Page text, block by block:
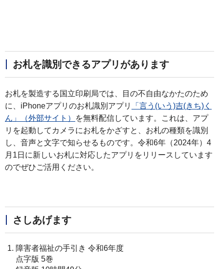
お札を識別できるアプリがあります
お札を製造する国立印刷局では、目の不自由なかたのため
に、iPhoneアプリのお札識別アプリ
「言う(いう)吉(きち)く
ん」（外部サイト）
を無料配信しています。これは、アプ
リを起動してカメラにお札をかざすと、お札の種類を識別
し、音声と文字で知らせるものです。令和6年（2024年）4
月1日に新しいお札に対応したアプリをリリースしています
のでぜひご活用ください。
さしあげます
障害者福祉の手引き 令和6年度
点字版 5巻